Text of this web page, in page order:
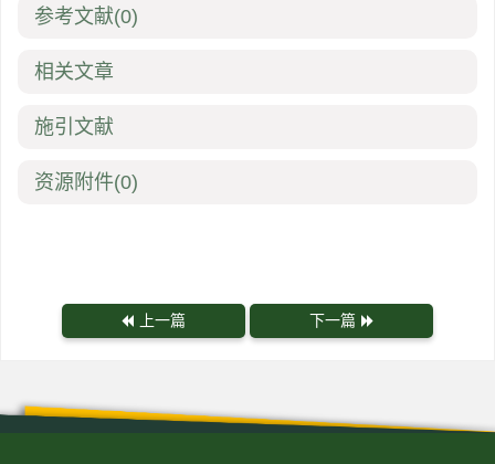
参考文献(0)
相关文章
施引文献
资源附件(0)
上一篇 下一篇